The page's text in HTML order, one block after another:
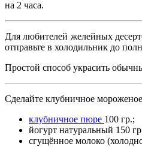
на 2 часа.
Для любителей желейных
отправьте в холодильник до
Простой способ украсить
Сделайте клубничное
клубничное пюре 100 гр.;
йогурт натуральный 150
сгущённое молоко